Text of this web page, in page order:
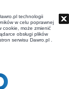
technologii
w celu poprawnej
cookie, może zmienić
obsługi plików
serwisu Dawro.pl .